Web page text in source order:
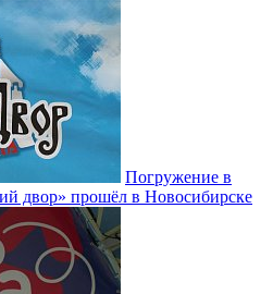
Погружение в
двор» прошёл в Новосибирске